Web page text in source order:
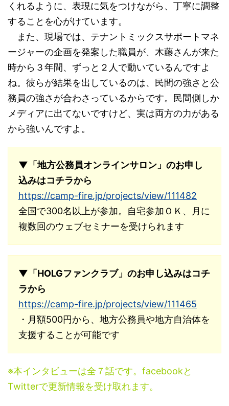
くれるように、表現に気をつけながら、丁寧に調整
することを心がけています。
また、現場では、テナントミックスサポートマネ
ージャーの企画を発案した職員が、木藤さんが来た
時から３年間、ずっと２人で動いているんですよ
ね。彼らが結果を出しているのは、民間の強さと公
務員の強さが合わさっているからです。民間側しか
メディアに出てないですけど、実は両方の力がある
から強いんですよ。
▼「地方公務員オンラインサロン」のお申し
込みはコチラから
https://camp-fire.jp/projects/view/111482
全国で300名以上が参加。自宅参加ＯＫ、月に
複数回のウェブセミナーを受けられます
▼「HOLGファンクラブ」のお申し込みはコチ
ラから
https://camp-fire.jp/projects/view/111465
・月額500円から、地方公務員や地方自治体を
支援することが可能です
※本インタビューは全７話です。facebookと
Twitterで更新情報を受け取れます。